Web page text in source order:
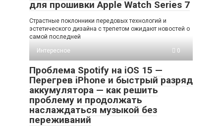
для прошивки Apple Watch Series 7
Страстные поклонники передовых технологий и
эстетического дизайна с трепетом ожидают новостей о
самой последней
Интересное
0
Проблема Spotify на iOS 15 —
Перегрев iPhone и быстрый разряд
аккумулятора — как решить
проблему и продолжать
наслаждаться музыкой без
переживаний